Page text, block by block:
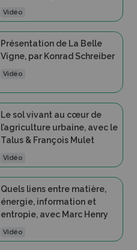
Vidéo
Présentation de La Belle
Vigne, par Konrad Schreiber
Vidéo
Le sol vivant au cœur de
l’agriculture urbaine, avec le
Talus & François Mulet
Vidéo
Quels liens entre matière,
énergie, information et
entropie, avec Marc Henry
Vidéo